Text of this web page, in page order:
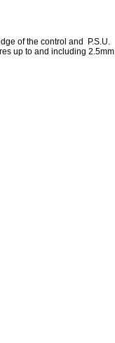
of the control and P.S.U.
up to and including 2.5mm